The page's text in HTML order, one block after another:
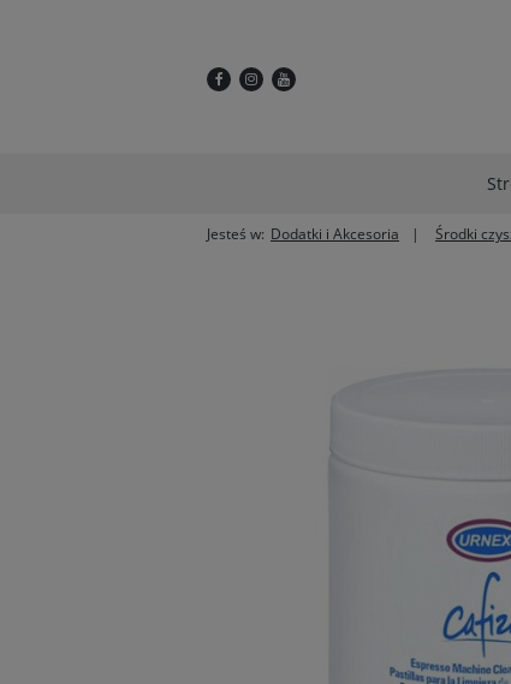
Jesteś w: Dodatki i Akcesoria Środki